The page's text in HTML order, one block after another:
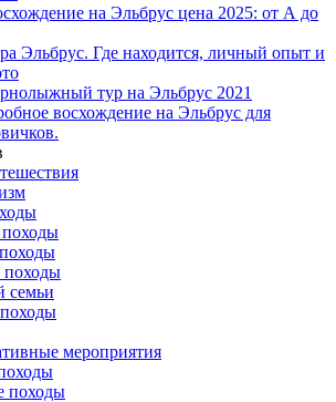
на Эльбрус цена 2025: от А до
Эльбрус. Где находится, личный опыт и
тур на Эльбрус 2021
восхождение на Эльбрус для
походы
семьи
мероприятия
походы